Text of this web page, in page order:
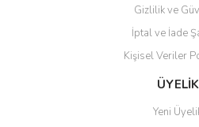
Gönder
Gizlilik ve
İptal ve İade
Kişisel Veriler
ÜYELİK
Yeni